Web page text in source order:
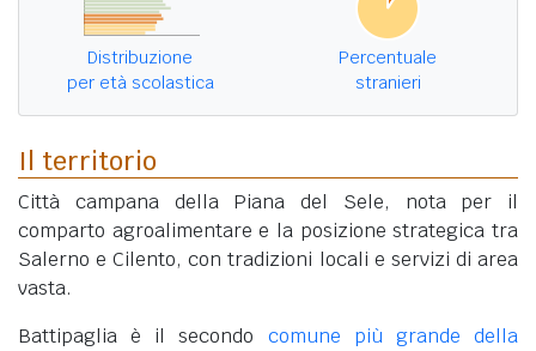
Distribuzione
per età scolastica
Percentuale
stranieri
Il territorio
Città campana della Piana del Sele, nota per il
comparto agroalimentare e la posizione strategica tra
Salerno e Cilento, con tradizioni locali e servizi di area
vasta.
Battipaglia è il secondo comune più grande della